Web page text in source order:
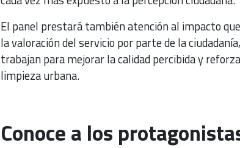
El panel prestará también atención al impacto
la valoración del servicio por parte de la
trabajan para mejorar la calidad percibida y
limpieza urbana.
Conoce a los